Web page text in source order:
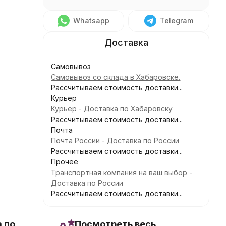
Whatsapp Telegram
Самовывоз
Самовывоз со склада в Хабаровске.
Рассчитываем стоимость доставки...
Курьер
Курьер - Доставка по Хабаровску
Рассчитываем стоимость доставки...
Почта
Почта России - Доставка по России
Рассчитываем стоимость доставки...
Прочее
Транспортная компания на ваш выбор -
Доставка по России
Рассчитываем стоимость доставки...